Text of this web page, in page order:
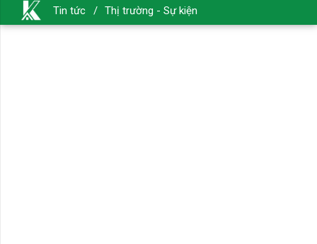
Tin tức / Thị trường - Sự kiện